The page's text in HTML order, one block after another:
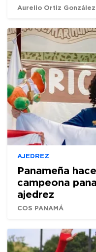
Aurelio Ortiz González
AJEDREZ
Panameña
campeona
ajedrez
COS PANAMÁ